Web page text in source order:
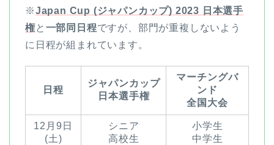
※Japan Cup (ジャパンカップ) 2023 日本選手
権 と 一部同日程ですが、部門が重複しないよう
に日程が組まれています。
日程
ジャパンカップ
日本選手権
マーチングバ
ンド
全国大会
12月9日
(土)
シニア
高校生
小学生
中学生